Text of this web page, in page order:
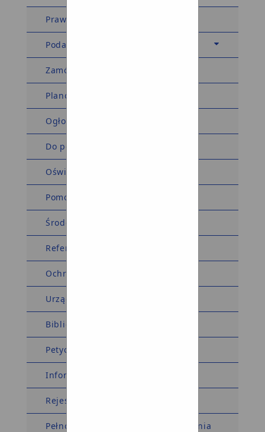
Prawo miejscowe
Podatki i opłaty
Zamówienia publiczne
Planowanie przestrzenne
Ogłoszenia i obwieszczenia
Do pobrania
Oświadczenia majątkowe
Pomoc społeczna
Środowiskowy Dom Samopomocy
Referat komunalny
Ochrona środowiska
Urząd Stanu Cywilnego
Biblioteka
Petycje
Informacja dla sygnalistów
Rejestry i Ewidencje
Pełnomocnik Wójta ds. rozwiązywania